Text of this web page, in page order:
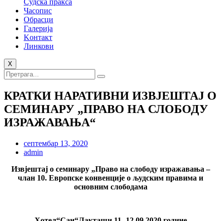
Часопис
Обрасци
Галерија
Kонтакт
Линкови
X
КРАТКИ НАРАТИВНИ ИЗВЈЕШТАЈ О
СЕМИНАРУ „ПРАВО НА СЛОБОДУ
ИЗРАЖАВАЊА“
септембар 13, 2020
admin
Извјештај о семинару „Право на слободу изражавања –
члан 10. Европске конвенције о људским правима и
основним слободама